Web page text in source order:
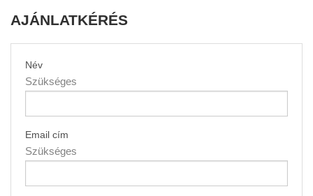
AJÁNLATKÉRÉS
Név
Szükséges
Email cím
Szükséges